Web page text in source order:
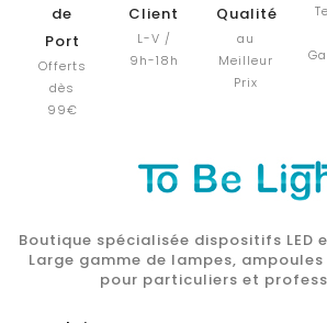
de
Port
Offerts
dès
99€
Client
L-V /
9h-18h
Qualité
au
Meilleur
Prix
Boutique spécialisée dispositifs LED
Large gamme de lampes,
pour particuliers et